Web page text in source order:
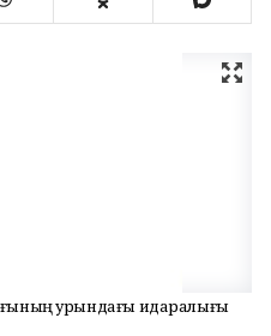
урындағы идаралығы